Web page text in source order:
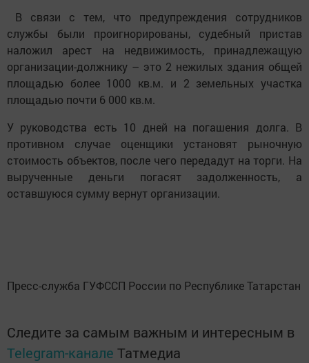
В связи с тем, что предупреждения сотрудников
службы были проигнорированы, судебный пристав
наложил арест на недвижимость, принадлежащую
организации-должнику – это 2 нежилых здания общей
площадью более 1000 кв.м. и 2 земельных участка
площадью почти 6 000 кв.м.
У руководства есть 10 дней на погашения долга. В
противном случае оценщики установят рыночную
стоимость объектов, после чего передадут на торги. На
вырученные деньги погасят задолженность, а
оставшуюся сумму вернут организации.
Пресс-служба ГУФССП России по Республике Татарстан
Следите за самым важным и интересным в
Telegram-канале Татмедиа